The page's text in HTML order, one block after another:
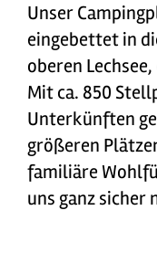
Unser
eingebettet in
oberen
Mit ca. 850
Unterkünften
größeren
familiäre
uns ganz sicher